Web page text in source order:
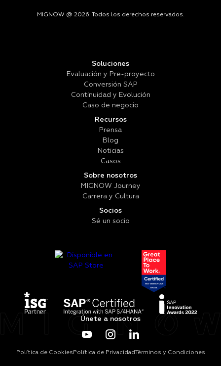
MIGNOW @ 2026. Todos los derechos reservados.
Soluciones
Evaluación y Pre-proyecto
Conversión SAP
Continuidad y Evolución
Caso de negocio
Recursos
Prensa
Blog
Noticias
Casos
Sobre nosotros
MIGNOW Journey
Carrera y Cultura
Socios
Sé un socio
Únete a nosotros
Política de Cookies Política de PrivacidadTérminos y Condiciones